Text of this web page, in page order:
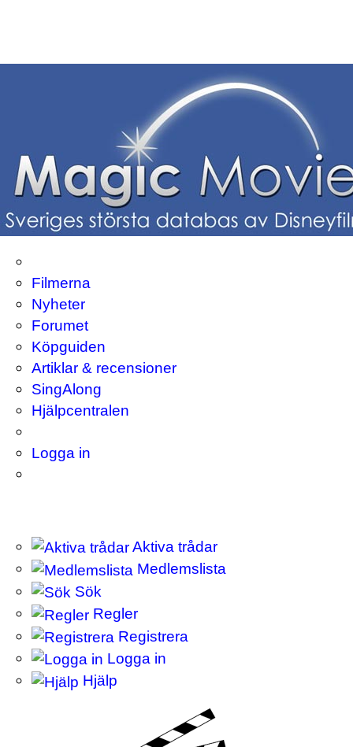
Filmerna
Nyheter
Forumet
Köpguiden
Artiklar & recensioner
SingAlong
Hjälpcentralen
Logga in
Aktiva trådar
Medlemslista
Sök
Regler
Registrera
Logga in
Hjälp